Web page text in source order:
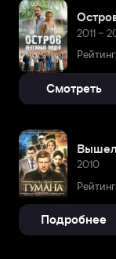
2011 –
Смотреть
2010
Подробнее